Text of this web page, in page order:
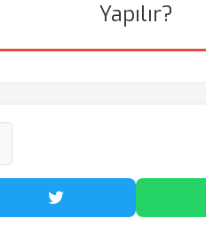
Yapılır?
Twitter'da Paylaş